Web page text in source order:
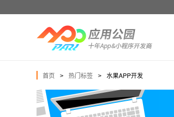
首页 > 热门标签 > 水果APP开发